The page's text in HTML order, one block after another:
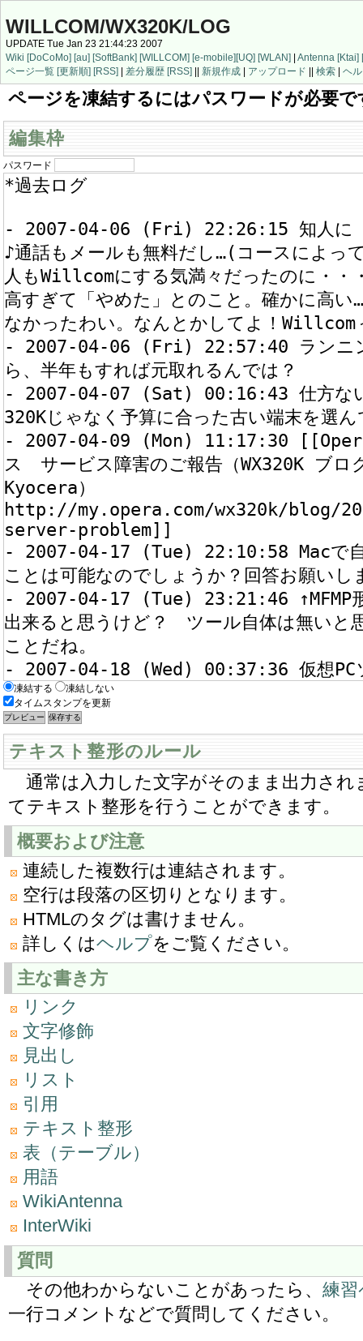
WILLCOM/WX320K/LOG
UPDATE Tue Jan 23 21:44:23 2007
Wiki [DoCoMo] [au] [SoftBank] [WILLCOM] [e-mobile][UQ] [WLAN] | Antenna [Ktai]
ページ一覧 [更新順] [RSS] | 差分履歴 [RSS] || 新規作成 | アップロード || 検索 | ヘ
ページを凍結するにはパスワードが必要で
編集枠
パスワード
凍結する
凍結しない
タイムスタンプを更新
テキスト整形のルール
通常は入力した文字がそのまま出力され
てテキスト整形を行うことができます。
概要および注意
連続した複数行は連結されます。
空行は段落の区切りとなります。
HTMLのタグは書けません。
詳しくはヘルプをご覧ください。
主な書き方
リンク
文字修飾
見出し
リスト
引用
テキスト整形
表（テーブル）
用語
WikiAntenna
InterWiki
質問
その他わからないことがあったら、 練習
一行コメントなどで質問してください。